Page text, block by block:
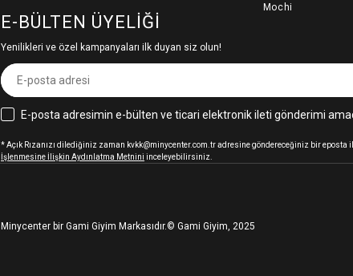
Mochi
E-BÜLTEN ÜYELIĞI
Yenilikleri ve özel kampanyaları ilk duyan siz olun!
E-posta adresimin e-bülten ve ticari elektronik ileti gönderimi
* Açık Rızanızı dilediğiniz zaman kvkk@minycenter.com.tr adresine göndereceğiniz bir
İşlenmesine İlişkin Aydınlatma Metnini inceleyebilirsiniz.
Minycenter bir Gami Giyim Markasıdır. © Gami Giyim, 2025